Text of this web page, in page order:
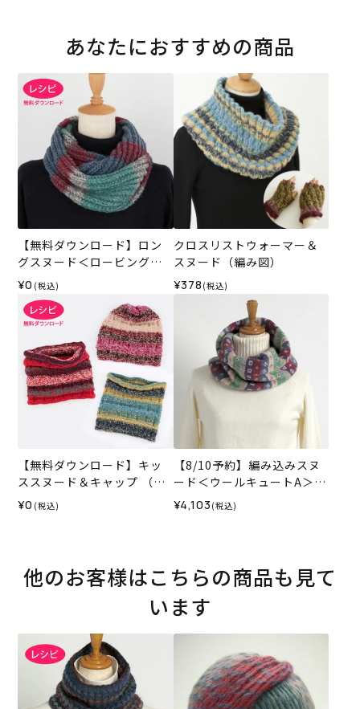
あなたにおすすめの商品
【無料ダウンロード】ロン
グスヌード＜ロービングキ
ッス＞（レシピ）
¥0 (税込)
クロスリストウォーマー＆
スヌード（編み図）
¥378 (税込)
【無料ダウンロード】キッ
ススヌード＆キャップ （レ
シピ）
¥0 (税込)
【8/10予約】編み込みスヌ
ード＜ウールキュートA＞
（編み物 材料セット）
¥4,103 (税込)
他のお客様はこちらの商品も見て
います